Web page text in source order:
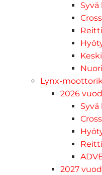
Reitti
Lynx-
2026
Reitti
2027